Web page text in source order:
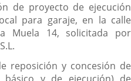
de proyecto de ejecución
para garaje, en la calle
Muela 14, solicitada por
reposición y concesión de